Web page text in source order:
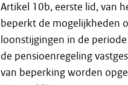
Artikel 10b, eerste lid, van
beperkt de mogelijkheden
loonstijgingen in de
de pensioenregeling
van beperking worden